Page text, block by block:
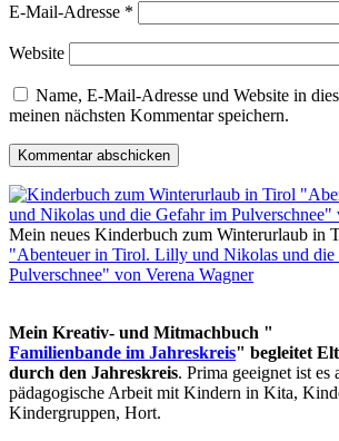
E-Mail-Adresse *
Website
Name, E-Mail-Adresse und Website in
meinen nächsten Kommentar speichern.
Mein neues Kinderbuch zum Winterurlaub in
"Abenteuer in Tirol. Lilly und Nikolas und die
Pulverschnee" von Verena Wagner
Mein Kreativ- und Mitmachbuch "
Familienbande im Jahreskreis" begleitet
durch den Jahreskreis. Prima geeignet ist es
pädagogische Arbeit mit Kindern in Kita,
Kindergruppen, Hort.